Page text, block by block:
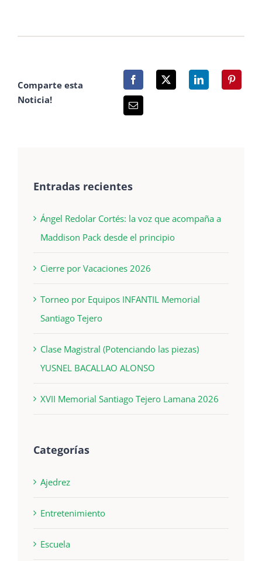
Comparte esta
Noticia!
Entradas recientes
Ángel Redolar Cortés: la voz que acompaña a
Maddison Pack desde el principio
Cierre por Vacaciones 2026
Torneo por Equipos INFANTIL Memorial
Santiago Tejero
Clase Magistral (Potenciando las piezas)
YUSNEL BACALLAO ALONSO
XVII Memorial Santiago Tejero Lamana 2026
Categorías
Ajedrez
Entretenimiento
Escuela